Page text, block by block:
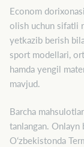
Econom
olish uchun sifatli
yetkazib berish
sport modellari,
hamda yengil
mavjud.
Barcha
tanlangan.
Oʻzbekistonda